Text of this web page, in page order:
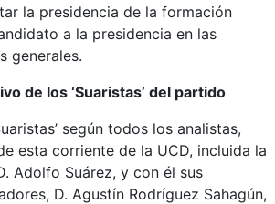
la presidencia de la formación
a la presidencia en las
generales.
de los ‘Suaristas’ del partido
según todos los analistas,
esta corriente de la UCD, incluida la
Adolfo Suárez, y con él sus
D. Agustín Rodríguez Sahagún,